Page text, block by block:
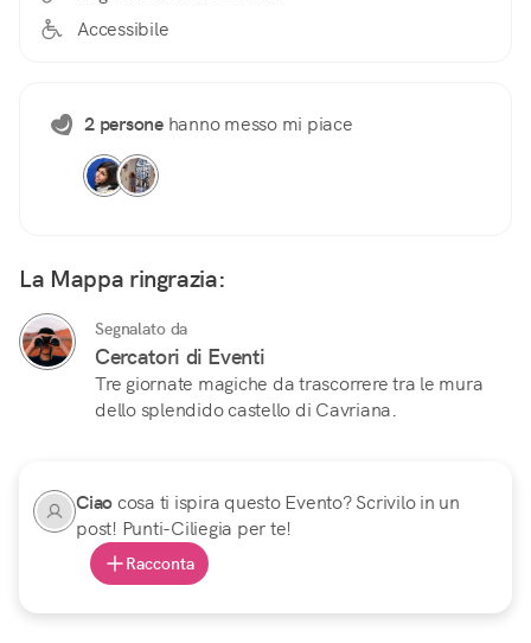
Accessibile
2 personehanno messo mi piace
La Mappa ringrazia:
Segnalato da
Cercatori di Eventi
Tre giornate magiche da trascorrere tra le mura
dello splendido castello di Cavriana.
Ciaocosa ti ispira questo Evento? Scrivilo in un
post! Punti-Ciliegia per te!
Racconta